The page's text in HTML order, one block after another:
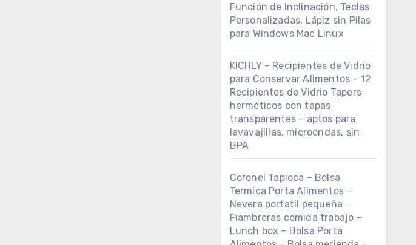
Función de Inclinación, Teclas
Personalizadas, Lápiz sin Pilas
para Windows Mac Linux
KICHLY – Recipientes de Vidrio
para Conservar Alimentos – 12
Recipientes de Vidrio Tapers
herméticos con tapas
transparentes – aptos para
lavavajillas, microondas, sin
BPA
Coronel Tapioca – Bolsa
Termica Porta Alimentos –
Nevera portatil pequeña –
Fiambreras comida trabajo –
Lunch box – Bolsa Porta